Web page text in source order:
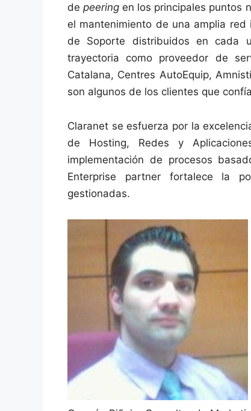
depeering en los principales puntos
el mantenimiento de una amplia
de Soporte distribuidos en cada
trayectoria como proveedor de
Catalana, Centres AutoEquip,
son algunos de los clientes que
Claranet se esfuerza por la
de Hosting, Redes y
implementación de procesos
Enterprise partner fortalece la
gestionadas.